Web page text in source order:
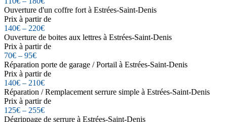
Ouverture d'un coffre fort à Estrées-Saint-Denis
Prix à partir de
140€ – 220€
Ouverture de boites aux lettres à Estrées-Saint-Denis
Prix à partir de
70€ – 95€
Réparation porte de garage / Portail à Estrées-Saint-Denis
Prix à partir de
140€ – 210€
Réparation / Remplacement serrure simple à Estrées-Saint-Denis
Prix à partir de
125€ – 255€
Dégrippage de serrure à Estrées-Saint-Denis